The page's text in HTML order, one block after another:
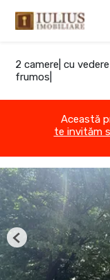
2 camere| cu
frumos|
Această
te invităm
Previous